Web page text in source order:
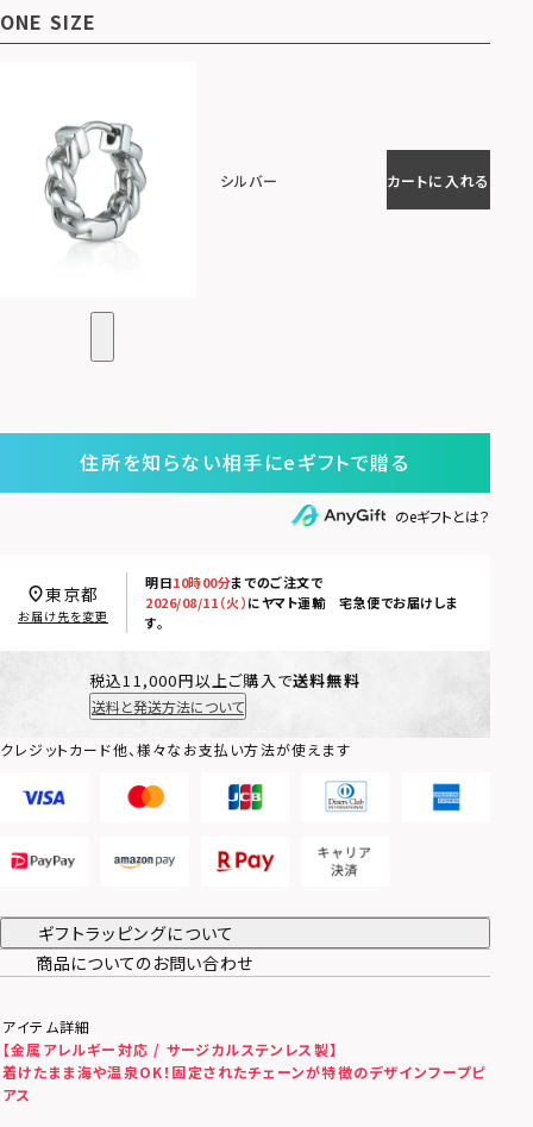
ONE SIZE
シルバー カートに入れる
住所を知らない相手にeギフトで贈る
のeギフトとは？
明日10時00分までのご注文で
2026/08/11（火）にヤマト運輸 宅急便でお届けしま
す。
東京都
お届け先を変更
税込11,000円以上ご購入で送料無料
送料と発送方法について
クレジットカード他、様々なお支払い方法が使えます
ギフトラッピングについて
商品についてのお問い合わせ
アイテム詳細
【金属アレルギー対応 / サージカルステンレス製】
着けたまま海や温泉OK！ 固定されたチェーンが特徴のデザインフープピ
アス